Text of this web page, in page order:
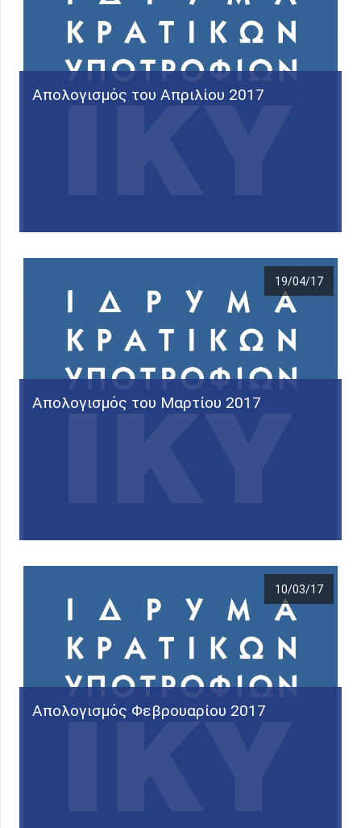
Απολογισμός του Απριλίου 2017
19/04/17
Απολογισμός του Μαρτίου 2017
10/03/17
Απολογισμός Φεβρουαρίου 2017